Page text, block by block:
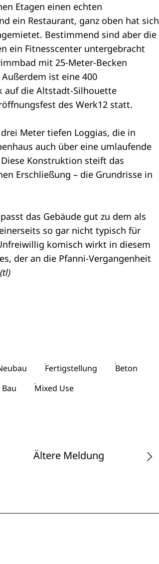
Etagen einen echten
ein Restaurant, ganz oben hat sich
Bestimmend sind aber die
ein Fitnesscenter untergebracht
mit 25-Meter-Becken
ist eine 400
auf die Altstadt-Silhouette
des Werk12 statt.
Meter tiefen Loggias, die in
auch über eine umlaufende
Konstruktion steift das
Erschließung – die Grundrisse in
das Gebäude gut zu dem als
so gar nicht typisch für
komisch wirkt in diesem
der an die Pfanni-Vergangenheit
(tl)
Fertigstellung
Beton
Mixed Use
Ältere Meldung